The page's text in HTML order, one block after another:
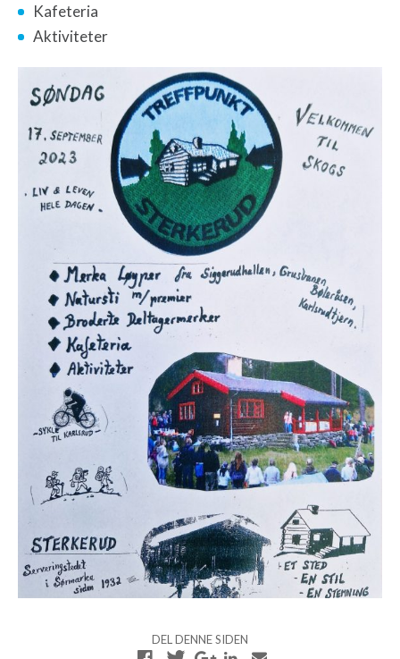
Kafeteria
Aktiviteter
DEL DENNE SIDEN